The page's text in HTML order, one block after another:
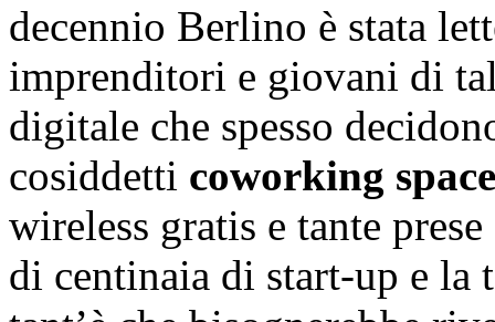
decennio Berlino è stata
imprenditori e giovani di
digitale che spesso
cosiddetti coworking space
wireless gratis e tante
di centinaia di start-up e la